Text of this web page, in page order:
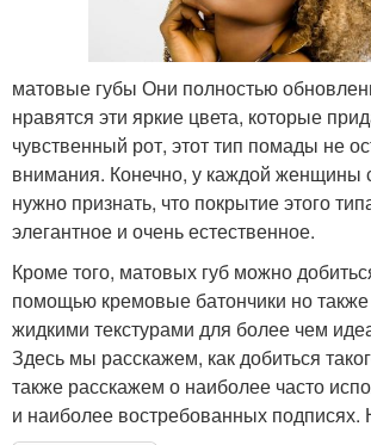
матовые губы Они полностью
нравятся эти яркие цвета, которые
чувственный рот, этот тип помады не
внимания. Конечно, у каждой женщины
нужно признать, что покрытие этого
элегантное и очень естественное.
Кроме того, матовых губ можно
помощью кремовые батончики но
жидкими текстурами для более чем
Здесь мы расскажем, как добиться
также расскажем о наиболее часто
и ​​наиболее востребованных подписях.